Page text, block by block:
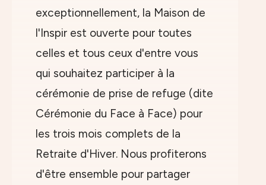
exceptionnellement, la Maison de
l'Inspir est ouverte pour toutes
celles et tous ceux d'entre vous
qui souhaitez participer à la
cérémonie de prise de refuge (dite
Cérémonie du Face à Face) pour
les trois mois complets de la
Retraite d'Hiver. Nous profiterons
d'être ensemble pour partager